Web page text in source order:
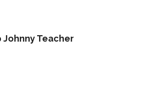
Johnny Teacher